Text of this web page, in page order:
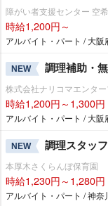
障がい者支援センター 空
時給1,200円～
アルバイト・パート / 大阪
NEW 調理補助・
株式会社ナリコマエンタ
時給1,200円～1,300円
アルバイト・パート / 大阪
NEW 調理スタッ
本厚木さくらんぼ保育園
時給1,230円～1,280円
アルバイト・パート / 神奈